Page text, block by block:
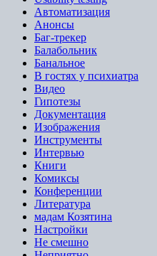
Автоматизация
Анонсы
Баг-трекер
Балабольник
Банальное
В гостях у психиатра
Видео
Гипотезы
Документация
Изображения
Инструменты
Интервью
Книги
Комиксы
Конференции
Литература
мадам Козятина
Настройки
Не смешно